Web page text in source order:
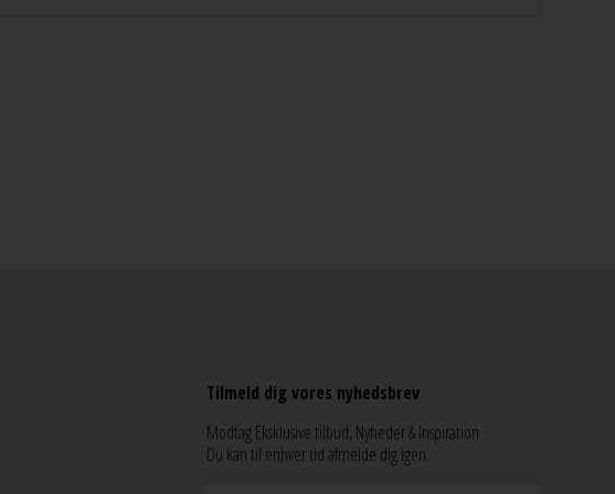
Tilmeld dig vores nyhedsbrev
Modtag Eksklusive tilbud, Nyheder & Inspiration
Du kan til enhver tid afmelde dig igen.